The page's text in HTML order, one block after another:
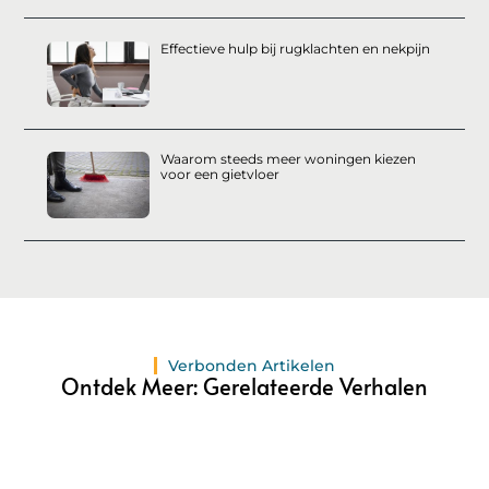
Effectieve hulp bij rugklachten en nekpijn
Waarom steeds meer woningen kiezen
voor een gietvloer
Verbonden Artikelen
Ontdek Meer: Gerelateerde Verhalen